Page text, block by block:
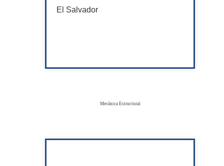
El Salvador
Mecánica Estructural